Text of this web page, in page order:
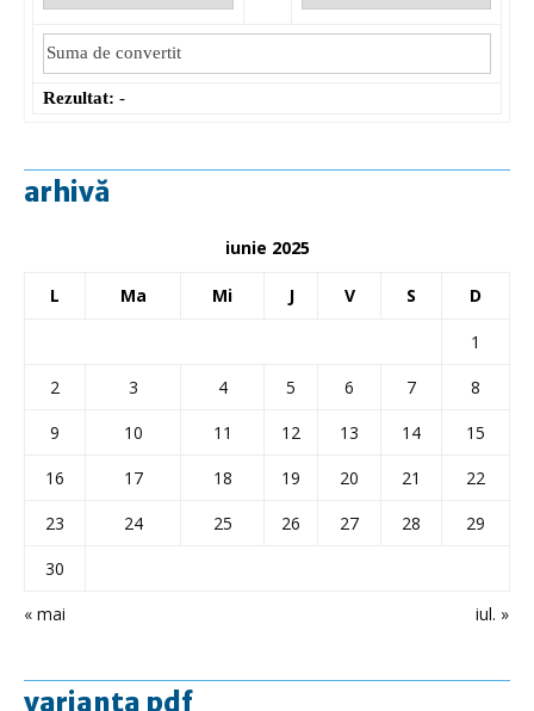
Rezultat: -
arhivă
iunie 2025
L Ma Mi J V S D
« mai iul. »
1
2
3 4 5 6 7
8
9
10 11 12 13 14
15
16
17 18 19 20 21
22
23
24 25 26 27 28
29
30
varianta pdf